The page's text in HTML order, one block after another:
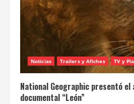
Noticias Trailers y Afiches TV y
National Geographic presentó
documental “León”